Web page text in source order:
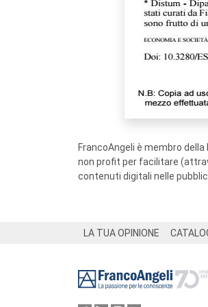
FrancoAngeli è membro
non profit per facilitare
contenuti digitali nelle
LA TUA OPINIONE